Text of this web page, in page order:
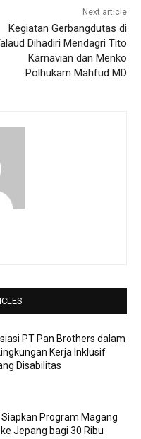
Next article
Kegiatan Gerbangdutas di
Dihadiri Mendagri Tito
Karnavian dan Menko
Polhukam Mahfud MD
PT Pan Brothers dalam
Kerja Inklusif
Disabilitas
Program Magang
Jepang bagi 30 Ribu